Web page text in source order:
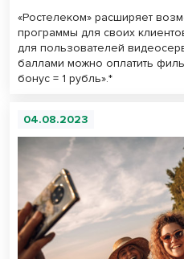
«Ростелеком» расширяет
программы для своих
для пользователей
баллами можно оплатить
бонус = 1 рубль».*
04.08.2023